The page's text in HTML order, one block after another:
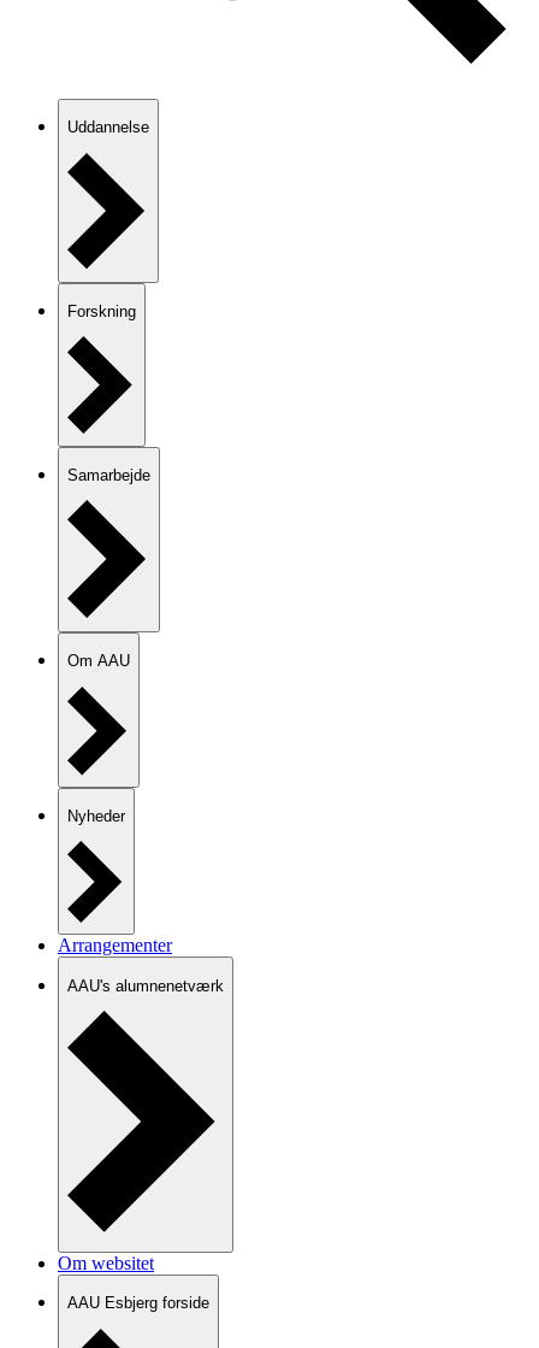
Uddannelse
Forskning
Samarbejde
Om AAU
Nyheder
Arrangementer
AAU's alumnenetværk
Om websitet
AAU Esbjerg forside